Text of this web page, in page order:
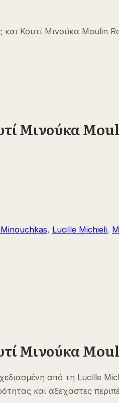
Κουτί Μινούκα Moulin
Μινούκα
, Lucille Michieli,
Μινούκα
από τη Lucille
και αξέχαστες